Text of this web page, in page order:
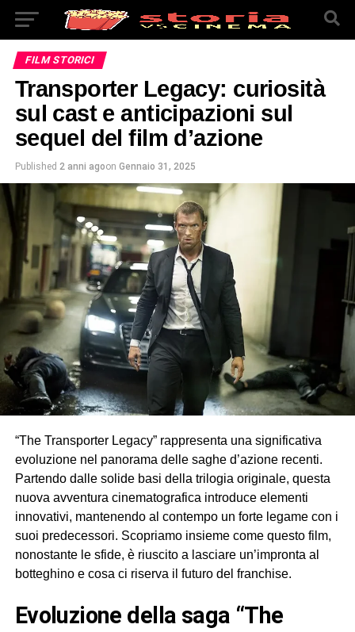
FILM STORICI
Transporter Legacy: curiosità
sul cast e anticipazioni sul
sequel del film d’azione
Published 2 anni agoon Gennaio 31, 2025
“The Transporter Legacy” rappresenta una significativa
evoluzione nel panorama delle saghe d’azione recenti.
Partendo dalle solide basi della trilogia originale, questa
nuova avventura cinematografica introduce elementi
innovativi, mantenendo al contempo un forte legame con i
suoi predecessori. Scopriamo insieme come questo film,
nonostante le sfide, è riuscito a lasciare un’impronta al
botteghino e cosa ci riserva il futuro del franchise.
evoluzione della saga “The